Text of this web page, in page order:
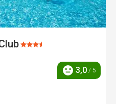
Ocena:
Ocena
3,0 / 5